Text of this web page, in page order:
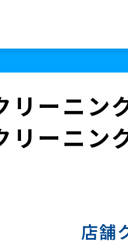
リーニン
リーニン
店舗